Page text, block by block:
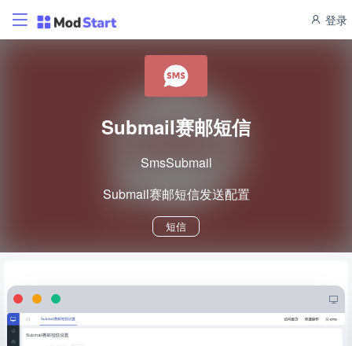
登录
Submail赛邮短信
SmsSubmail
Submail赛邮短信发送配置
短信